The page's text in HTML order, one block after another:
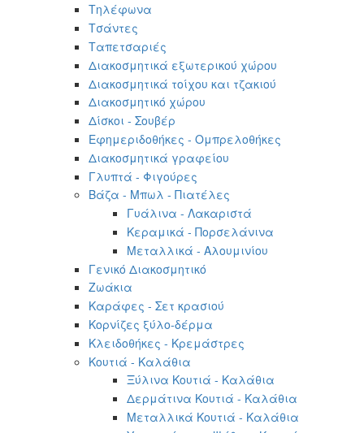
Τηλέφωνα
Τσάντες
Ταπετσαριές
Διακοσμητικά εξωτερικού χώρου
Διακοσμητικά τοίχου και τζακιού
Διακοσμητικό χώρου
Δίσκοι - Σουβέρ
Εφημεριδοθήκες - Ομπρελοθήκες
Διακοσμητικά γραφείου
Γλυπτά - Φιγούρες
Βάζα - Μπωλ - Πιατέλες
Γυάλινα - Λακαριστά
Κεραμικά - Πορσελάνινα
Μεταλλικά - Αλουμινίου
Γενικό Διακοσμητικό
Ζωάκια
Καράφες - Σετ κρασιού
Κορνίζες ξύλο-δέρμα
Κλειδοθήκες - Κρεμάστρες
Κουτιά - Καλάθια
Ξύλινα Κουτιά - Καλάθια
Δερμάτινα Κουτιά - Καλάθια
Μεταλλικά Κουτιά - Καλάθια